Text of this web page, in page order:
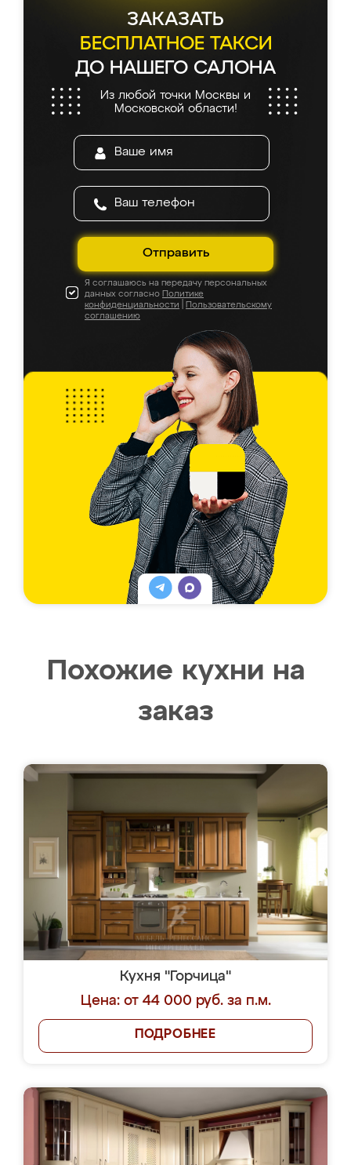
ЗАКАЗАТЬ
БЕСПЛАТНОЕ ТАКСИ
ДО НАШЕГО САЛОНА
Из любой точки Москвы и
Московской области!
Отправить
Я соглашаюсь на передачу персональных
данных согласно Политике
конфиденциальности
Пользовательскому
соглашению
Похожие кухни на
заказ
Кухня "Горчица"
Цена: от 44 000 руб. за п.м.
ПОДРОБНЕЕ